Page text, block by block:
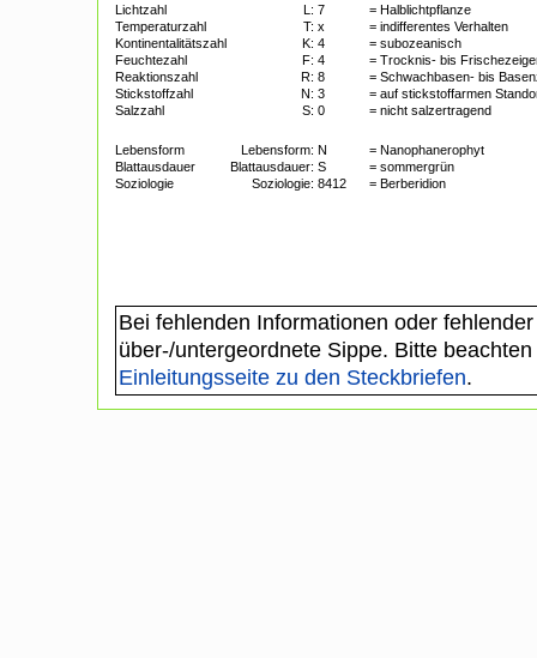
Lichtzahl L: 7
= Halblichtpflanze
Temperaturzahl
T: x
= indifferentes Verhalten
Kontinentalitätszahl
K: 4
= subozeanisch
Feuchtezahl
F: 4
= Trocknis- bis
Reaktionszahl
R: 8
= Schwachbasen- bis
Stickstoffzahl
N: 3
= auf stickstoffarmen
Salzzahl
S: 0 = nicht salzertragend
Lebensform Lebensform: N
= Nanophanerophyt
Blattausdauer
Blattausdauer: S
= sommergrün
Soziologie
Soziologie: 8412 = Berberidion
Bei fehlenden Informationen oder
über-/untergeordnete Sippe. Bitte
Einleitungsseite zu den Steckbriefen.